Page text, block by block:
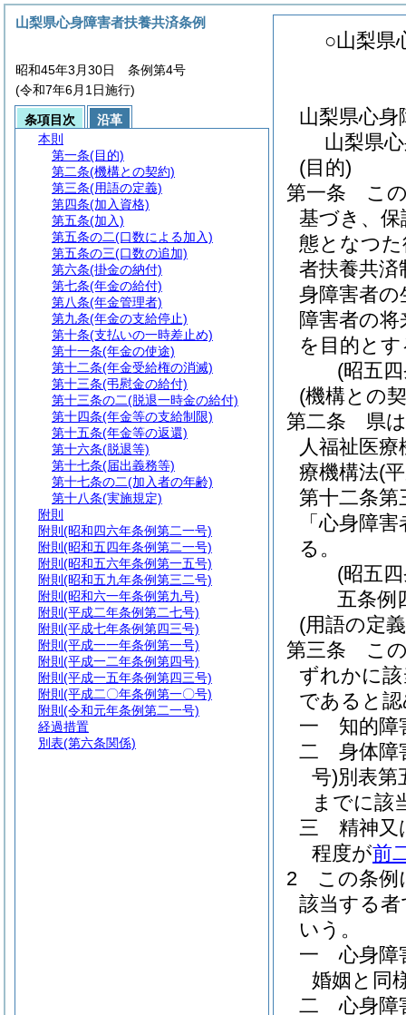
○山梨県
山梨県心
山梨県
(目的)
第一条
こ
基づき、
態となつ
者扶養共済
身障害者
障害者の
を目的と
(昭五
(機構との
第二条
県
人福祉医療
療機構法(
第十二条
「心身障
る。
(昭五
五条例
(用語の定
第三条
こ
ずれかに
であると
一
知的障
二
身体障
号)別表第
までに該
三
精神又
程度が前
2
この条例
該当する
いう。
一
心身障
婚姻と同
二
心身障
山梨県心身障害者扶養共済条例
昭和45年3月30日 条例第4号
(令和7年6月1日施行)
条項目次
沿革
本則
第一条(目的)
第二条(機構との契約)
第三条(用語の定義)
第四条(加入資格)
第五条(加入)
第五条の二(口数による加入)
第五条の三(口数の追加)
第六条(掛金の納付)
第七条(年金の給付)
第八条(年金管理者)
第九条(年金の支給停止)
第十条(支払いの一時差止め)
第十一条(年金の使途)
第十二条(年金受給権の消滅)
第十三条(弔慰金の給付)
第十三条の二(脱退一時金の給付)
第十四条(年金等の支給制限)
第十五条(年金等の返還)
第十六条(脱退等)
第十七条(届出義務等)
第十七条の二(加入者の年齢)
第十八条(実施規定)
附則
附則 (昭和四六年条例第二一号)
附則 (昭和五四年条例第二一号)
附則 (昭和五六年条例第一五号)
附則 (昭和五九年条例第三二号)
附則 (昭和六一年条例第九号)
附則 (平成二年条例第二七号)
附則 (平成七年条例第四三号)
附則 (平成一一年条例第一号)
附則 (平成一二年条例第四号)
附則 (平成一五年条例第四三号)
附則 (平成二〇年条例第一〇号)
附則 (令和元年条例第二一号)
経過措置
別表(第六条関係)